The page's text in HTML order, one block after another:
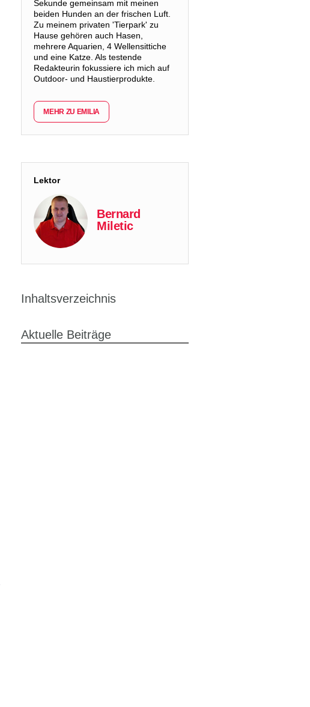
Sekunde gemeinsam mit meinen
beiden Hunden an der frischen Luft.
Zu meinem privaten 'Tierpark' zu
Hause gehören auch Hasen,
mehrere Aquarien, 4 Wellensittiche
und eine Katze. Als testende
Redakteurin fokussiere ich mich auf
Outdoor- und Haustierprodukte.
MEHR ZU EMILIA
Lektor
Bernard
Miletic
Inhaltsverzeichnis
Aktuelle Beiträge